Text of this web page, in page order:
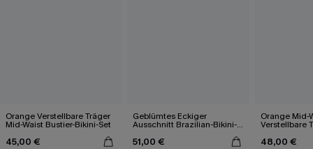
Orange Verstellbare Träger
Mid-Waist Bustier-Bikini-Set
45,00 €
Geblümtes Eckiger
Ausschnitt Brazilian-Bikini-
51,00 €
Orange Mid-
Verstellbare
Set
48,00 €